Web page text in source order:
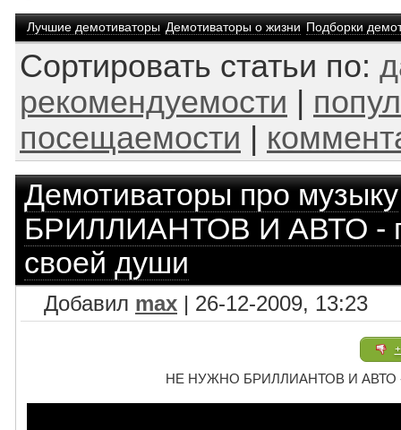
Лучшие демотиваторы Демотиваторы о жизни Подборки
Сортировать статьи по:
рекомендуемости
посещаемости
Демотиваторы про музыку
БРИЛЛИАНТОВ И АВТО -
своей души
Добавил max | 26-12-2009, 13:23
НЕ НУЖНО БРИЛЛИАНТОВ И АВТО -